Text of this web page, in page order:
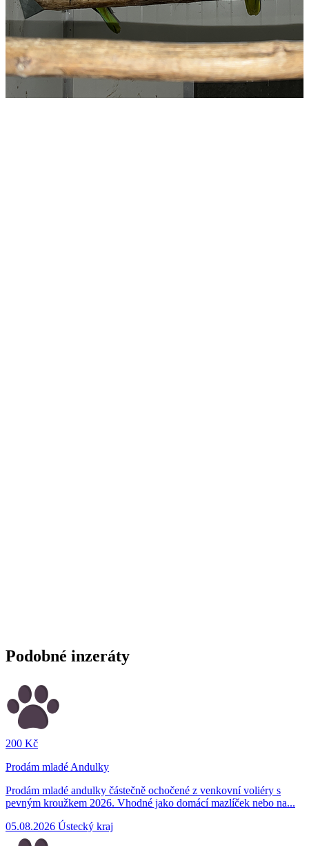
Podobné inzeráty
200 Kč
Prodám mladé Andulky
Prodám mladé andulky částečně ochočené z venkovní voliéry s
pevným kroužkem 2026. Vhodné jako domácí mazlíček nebo na...
05.08.2026 Ústecký kraj